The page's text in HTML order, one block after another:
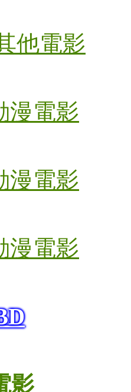
他電影
漫電影
漫電影
漫電影
影